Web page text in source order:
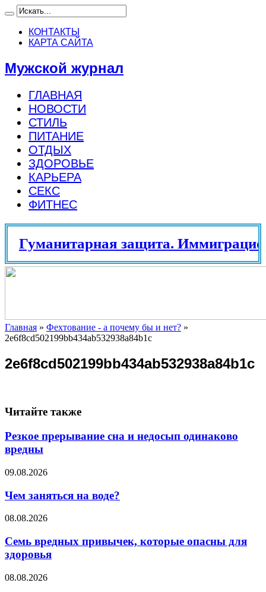
КОНТАКТЫ
КАРТА САЙТА
Мужской журнал
ГЛАВНАЯ
НОВОСТИ
СТИЛЬ
ПИТАНИЕ
ОТДЫХ
ЗДОРОВЬЕ
КАРЬЕРА
СЕКС
ФИТНЕС
Гуманитарная защита.
Главная » Фехтование - а почему бы и нет? »
2e6f8cd502199bb434ab532938a84b1c
2e6f8cd502199bb434ab532938a84b1c
Читайте также
Резкое прерывание сна и недосып одинаково
вредны
09.08.2026
Чем заняться на воде?
08.08.2026
Семь вредных привычек, которые опасны для
здоровья
08.08.2026